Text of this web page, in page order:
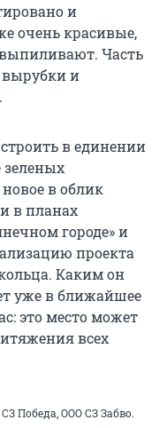
и
очень красивые,
Часть
вырубки и
в единении
зеленых
в облик
в планах
городе» и
проекта
Каким он
уже в ближайшее
это место может
всех
Победа, ООО СЗ Забво.